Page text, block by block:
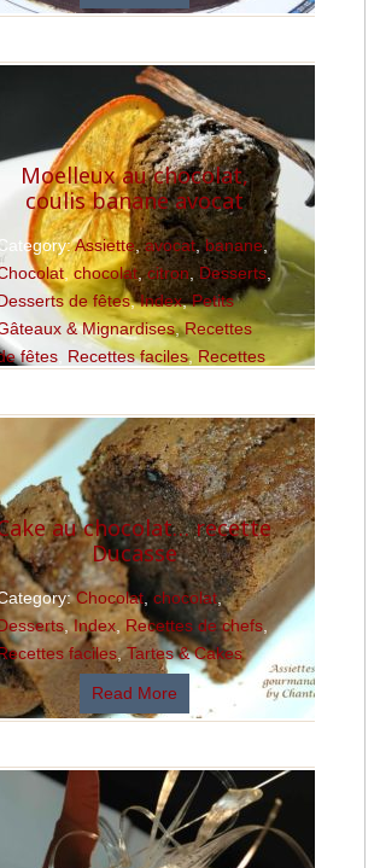
Moelleux au chocolat,
coulis banane avocat
Assiette,avocat,banane,
,chocolat,citron ,Desserts ,
de fêtes,Index,Petits
& Mignardises,Recettes
fêtes Recettes faciles,Recettes
Read More
au chocolat… recette
Ducasse
Chocolat ,chocolat,
,Index Recettes de chefs,
faciles,Tartes & Cakes
Read More